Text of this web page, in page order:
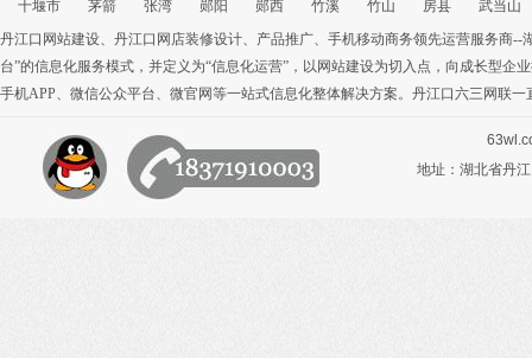
十堰市 茅箭 张湾 郧阳 郧西 竹溪 竹山 房县
武当山
丹江口网站建设、 丹江口网店装修设计、 产品推广、 手机移动商务领先运营服务商--
台”的信息化服务模式，并定义为“信息化运营”，以网站建设为切入点，向成长型企
手机APP、 微信公众平台、 微官网等一站式信息化整体解决方案。丹江口六三网联
地址：湖北省丹